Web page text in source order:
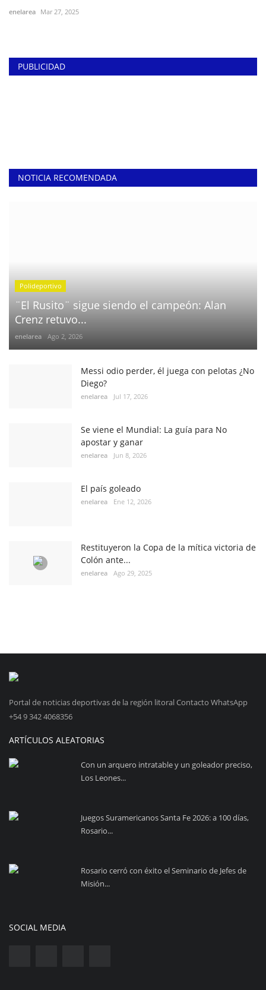
enelarea Mar 27, 2025
PUBLICIDAD
NOTICIA RECOMENDADA
Polideportivo
¨El Rusito¨ sigue siendo el campeón: Alan
Crenz retuvo...
enelarea Ago 2, 2026
Messi odio perder, él juega con pelotas ¿No
Diego?
enelarea Jul 17, 2026
Se viene el Mundial: La guía para No
apostar y ganar
enelarea Jun 8, 2026
El país goleado
enelarea Ene 12, 2026
Restituyeron la Copa de la mítica victoria de
Colón ante...
enelarea Ago 29, 2025
Portal de noticias deportivas de la región litoral Contacto WhatsApp
+54 9 342 4068356
ARTÍCULOS ALEATORIAS
Con un arquero intratable y un goleador preciso,
Los Leones...
Juegos Suramericanos Santa Fe 2026: a 100 días,
Rosario...
Rosario cerró con éxito el Seminario de Jefes de
Misión...
SOCIAL MEDIA